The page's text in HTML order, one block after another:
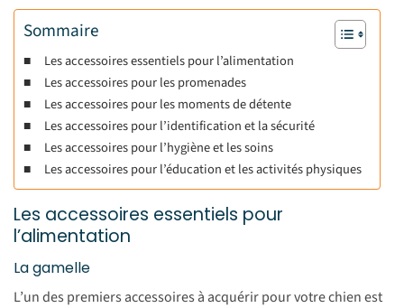
Sommaire
Les accessoires essentiels pour l’alimentation
Les accessoires pour les promenades
Les accessoires pour les moments de détente
Les accessoires pour l’identification et la sécurité
Les accessoires pour l’hygiène et les soins
Les accessoires pour l’éducation et les activités physiques
Les accessoires essentiels pour
l’alimentation
La gamelle
L’un des premiers accessoires à acquérir pour votre chien est